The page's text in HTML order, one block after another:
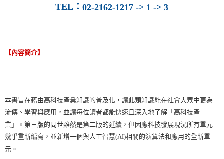
TEL ： 02-2162-1217 -> 1 -> 3
【內容簡介】
本書旨在藉由高科技產業知識的普及化，讓此類知識能在社會大眾中更為
流傳、學習與應用，並讓每位讀者都能快速且深入地了解「高科技產
業」。第三版的問世雖然是第二版的延續，但因應科技發展現況所有單元
幾乎重新編寫，並新增一個與人工智慧(AI)相關的演算法和應用的全新單
元。